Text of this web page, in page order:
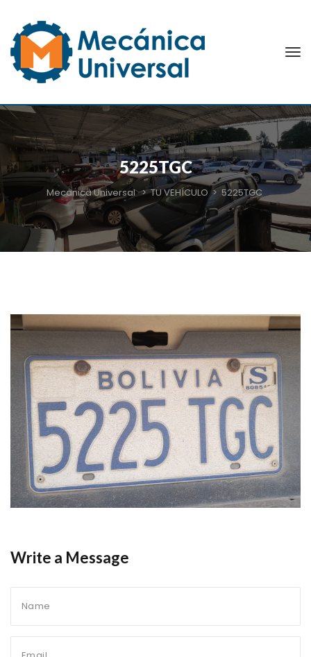
5225TGC
Mecanica Universal >TU VEHÍCULO > 5225TGC
Write a Message